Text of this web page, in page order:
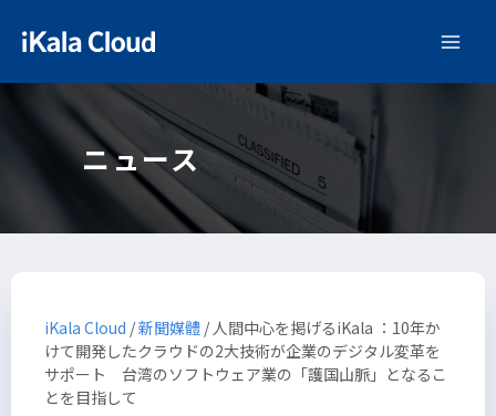
ニュース
iKala Cloud /新聞媒體 / 人間中心を掲げるiKala ：10年か
けて開発したクラウドの2大技術が企業のデジタル変革を
サポート 台湾のソフトウェア業の「護国山脈」となるこ
とを目指して